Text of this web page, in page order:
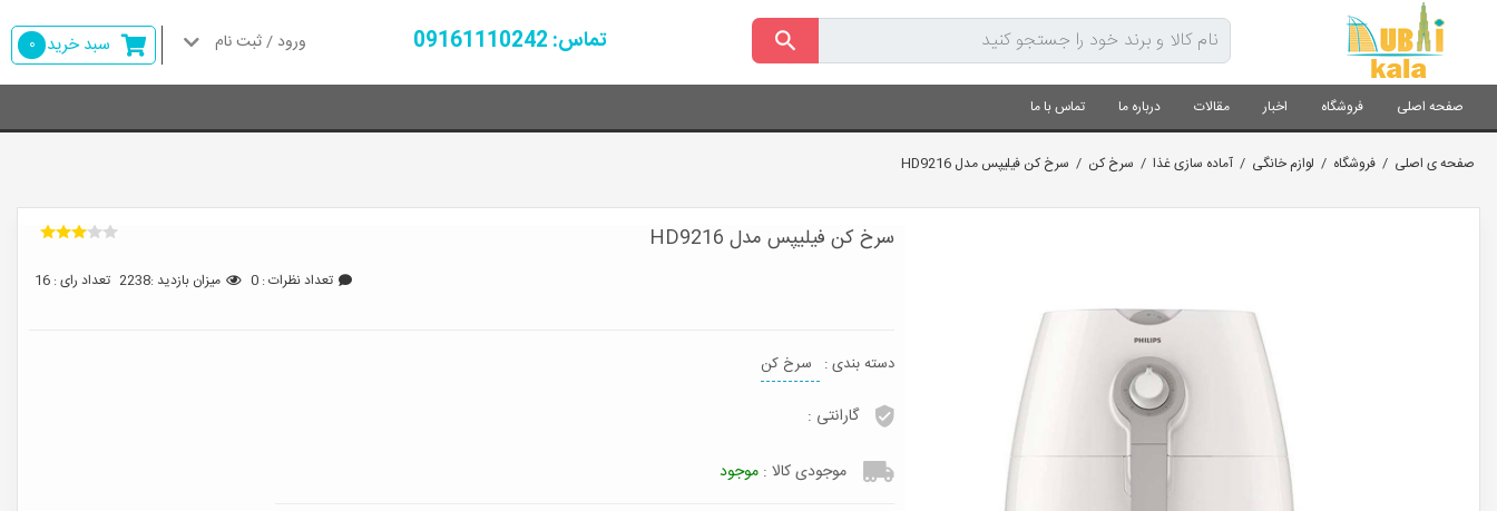
تماس: 09161110242 سبد خرید 0 ورود / ثبت نام
صفحه اصلی فروشگاه اخبار مقالات درباره ما تماس با ما
صفحه ی اصلی / فروشگاه / لوازم خانگی / آماده سازی غذا / سرخ کن / سرخ کن فیلیپس مدل HD9216
سرخ کن فیلیپس مدل HD9216
تعداد رای : 16 میزان بازدید :2238 تعداد نظرات : 0
دسته بندی : سرخ کن
گارانتی :
موجودی کالا : موجود